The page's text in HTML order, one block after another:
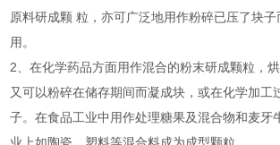
原料研成颗 粒，亦可广泛地用作粉碎已压了块
用。
2、在化学药品方面用作混合的粉末研成颗粒，
又可以粉碎在储存期间而凝成块，或在化学加工
子。在食品工业中用作处理糖果及混合物和麦牙